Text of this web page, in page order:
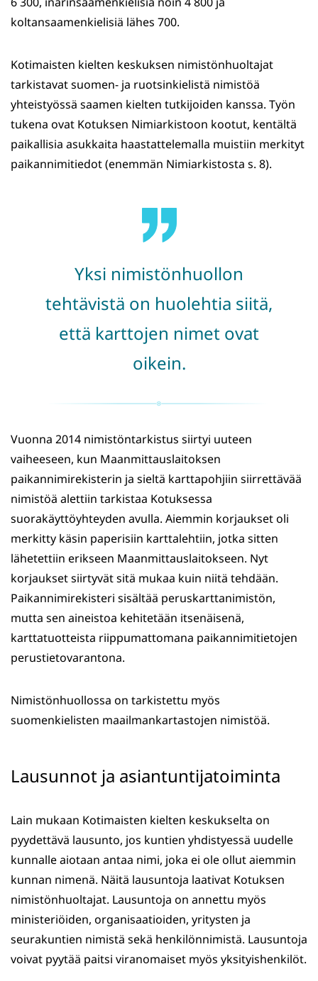
koltansaamenkielisiä lähes 700.
Kotimaisten kielten keskuksen nimistönhuoltajat
tarkistavat suomen- ja ruotsinkielistä nimistöä
yhteistyössä saamen kielten tutkijoiden kanssa. Työn
tukena ovat Kotuksen Nimiarkistoon kootut, kentältä
paikallisia asukkaita haastattelemalla muistiin merkityt
paikannimitiedot (enemmän Nimiarkistosta s. 8).
Yksi nimistönhuollon
tehtävistä on huolehtia siitä,
että karttojen nimet ovat
oikein.
Vuonna 2014 nimistöntarkistus siirtyi uuteen
vaiheeseen, kun Maanmittauslaitoksen
paikannimirekisterin ja sieltä karttapohjiin siirrettävää
nimistöä alettiin tarkistaa Kotuksessa
suorakäyttöyhteyden avulla. Aiemmin korjaukset oli
merkitty käsin paperisiin karttalehtiin, jotka sitten
lähetettiin erikseen Maanmittauslaitokseen. Nyt
korjaukset siirtyvät sitä mukaa kuin niitä tehdään.
Paikannimirekisteri sisältää peruskarttanimistön,
mutta sen aineistoa kehitetään itsenäisenä,
karttatuotteista riippumattomana paikannimitietojen
perustietovarantona.
Nimistönhuollossa on tarkistettu myös
suomenkielisten maailmankartastojen nimistöä.
Lausunnot ja asiantuntijatoiminta
Lain mukaan Kotimaisten kielten keskukselta on
pyydettävä lausunto, jos kuntien yhdistyessä uudelle
kunnalle aiotaan antaa nimi, joka ei ole ollut aiemmin
kunnan nimenä. Näitä lausuntoja laativat Kotuksen
nimistönhuoltajat. Lausuntoja on annettu myös
ministeriöiden, organisaatioiden, yritysten ja
seurakuntien nimistä sekä henkilönnimistä. Lausuntoja
voivat pyytää paitsi viranomaiset myös yksityishenkilöt.